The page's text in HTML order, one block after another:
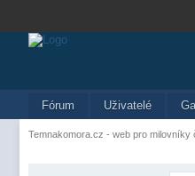
Fórum Uživatelé
Temnakomora.cz - web pro